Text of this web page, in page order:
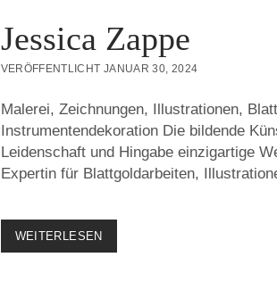
Jessica Zappe
VERÖFFENTLICHT JANUAR 30, 2024
Malerei, Zeichnungen, Illustrationen,
Instrumentendekoration Die bildende
Leidenschaft und Hingabe einzigartige
Expertin für Blattgoldarbeiten,
WEITERLESENJESSICA
ZAPPE